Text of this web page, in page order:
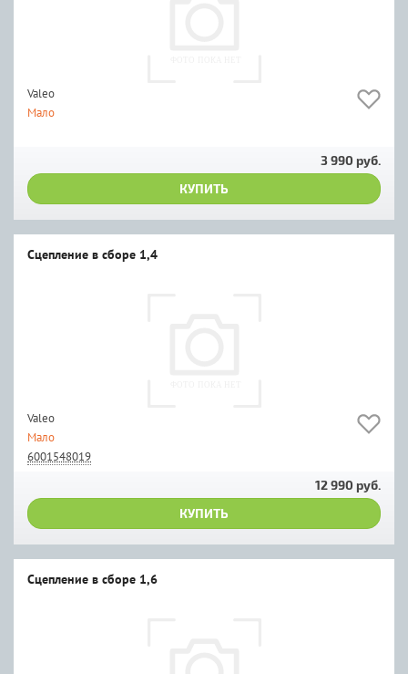
Valeo
Мало
3 990 руб.
КУПИТЬ
Сцепление в сборе 1,4
Valeo
Мало
6001548019
12 990 руб.
КУПИТЬ
Сцепление в сборе 1,6